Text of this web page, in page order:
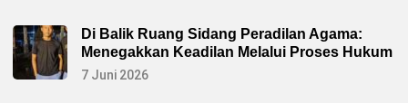
Di Balik Ruang Sidang Peradilan Agama:
Menegakkan Keadilan Melalui Proses Hukum
7 Juni 2026